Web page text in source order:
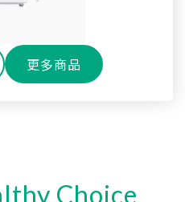
更多商品
Choice